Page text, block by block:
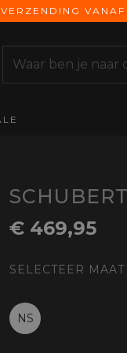
€ 469,95
SELECTEER MAAT
NS